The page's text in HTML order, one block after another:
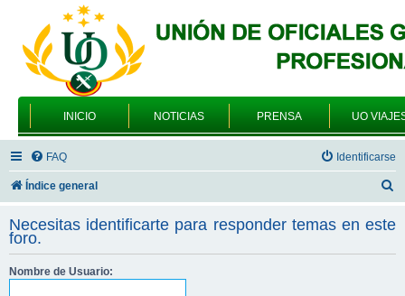
INICIO NOTICIAS PRENSA UO
FAQ Identificarse
Índice general
c
Necesitas identificarte para responder temas en este
foro.
Nombre de Usuario: